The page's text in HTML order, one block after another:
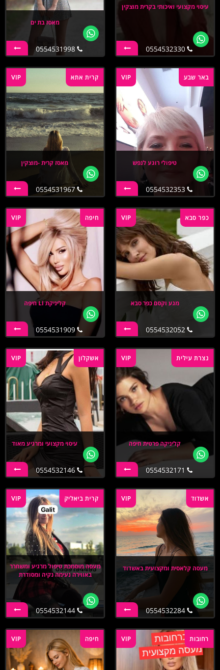
עיסוי מקצועי ואיכותי בקרית מוצקין
0554532330
מאסז בת ים
0554531998
VIP באר שבע
טיפולי רוגע לנפש
0554532353
VIP קרית אתא
מאסז קרית -מוצקין
0554531967
VIP כפר סבא
מגע וקסם כפר סבא
0554532052
VIP חיפה
קליניקת LI חיפה
0554531909
VIP נצרת עילית
קליניקה פרטית חיפה
VIP אשקלון
עיסוי מקצועי ומרגיע מאוד
0554532146
VIP אשדוד
מעסה קלאסית ומקצועית באשדוד
0554532284
VIP קרית ביאליק
מעסה מוסמכת טיפול מרגיע ומשחרר
באווירה נעימה נקיה ומסודרת
0554532144
VIP רחובות VIP חיפה